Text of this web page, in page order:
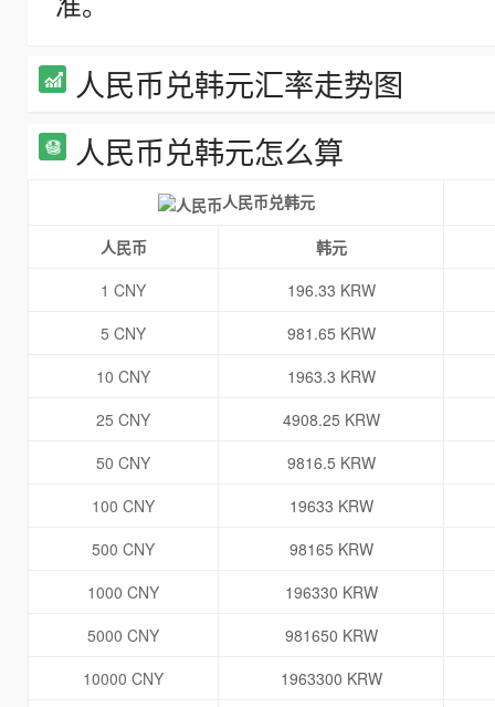
人民币兑韩元汇率走势图
人民币兑韩元怎么算
人民币兑韩元
人民币
韩元
1 CNY
196.33 KRW
5 CNY
981.65 KRW
10 CNY
1963.3 KRW
25 CNY
4908.25 KRW
50 CNY
9816.5 KRW
100 CNY
19633 KRW
500 CNY
98165 KRW
1000 CNY
196330 KRW
5000 CNY
981650 KRW
10000 CNY
1963300 KRW